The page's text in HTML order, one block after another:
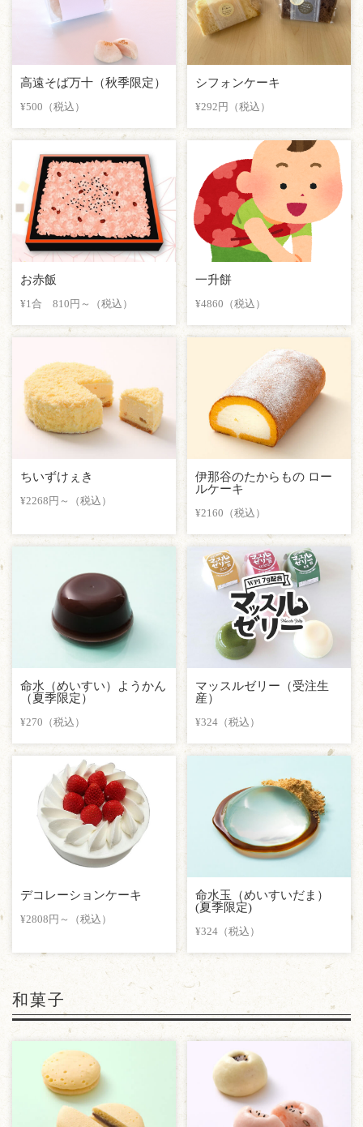
高遠そば万十（秋季限定）
¥500（税込）
シフォンケーキ
¥292円（税込）
お赤飯
¥1合 810円～（税込）
一升餅
¥4860（税込）
ちいずけぇき
¥2268円～（税込）
伊那谷のたからもの ロー
ルケーキ
¥2160（税込）
命水（めいすい）ようかん
（夏季限定）
¥270（税込）
マッスルゼリー（受注生
産）
¥324（税込）
デコレーションケーキ
¥2808円～（税込）
命水玉（めいすいだま）
(夏季限定)
¥324（税込）
和菓子